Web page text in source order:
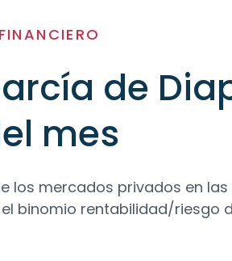
de
mes
los mercados privados en
binomio rentabilidad/riesgo